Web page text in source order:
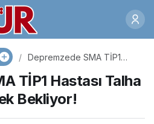
Depremzede SMA TİP1
Destek Bekliyor!
TİP1 Hastası Talha
Bekliyor!
Paylaş